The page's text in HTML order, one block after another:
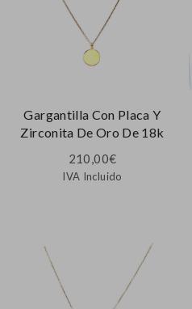
Gargantilla Con Placa Y
Zirconita De Oro De 18k
210,00€
IVA Incluido